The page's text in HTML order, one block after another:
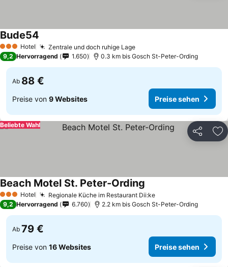
3 SterneHotel Zentrale und doch ruhige LagePreise sehen
Bude54
9,2 Hervorragend 1.650 0.3 km bis Gosch St-Peter-Ording
Ab 88 €
Preise von 9 Websites Preise sehen
Teilen
Beliebte Wahl
3 SterneHotel Regionale Küche im Restaurant Dii:kePreise sehen
Beach Motel St. Peter-Ording
9,2 Hervorragend 6.760 2.2 km bis Gosch St-Peter-Ording
Ab 79 €
Preise von 16 Websites Preise sehen